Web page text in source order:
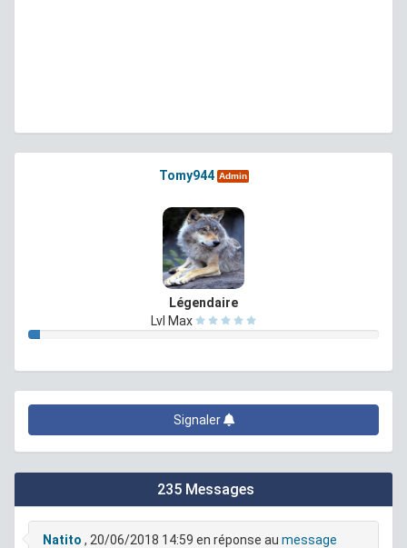
Tomy944 Admin
Légendaire
Lvl Max
Signaler
235 Messages
Natito , 20/06/2018 14:59 en réponse au message